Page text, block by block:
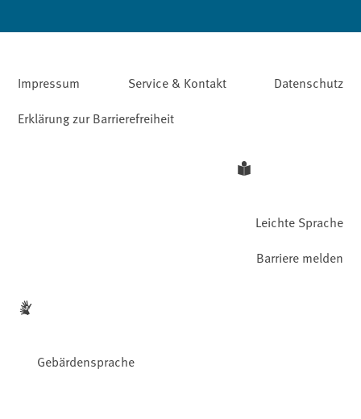
Impressum Service & Kontakt
Datenschutz
Erklärung zur Barrierefreiheit
Leichte Sprache
Gebärdensprache
Barriere melden